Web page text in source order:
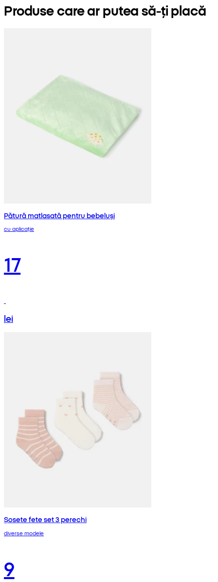
Produse care ar putea să-ți placă
Pătură matlasată pentru bebeluși
cu aplicație
17
lei
Șosete fete set 3 perechi
diverse modele
9